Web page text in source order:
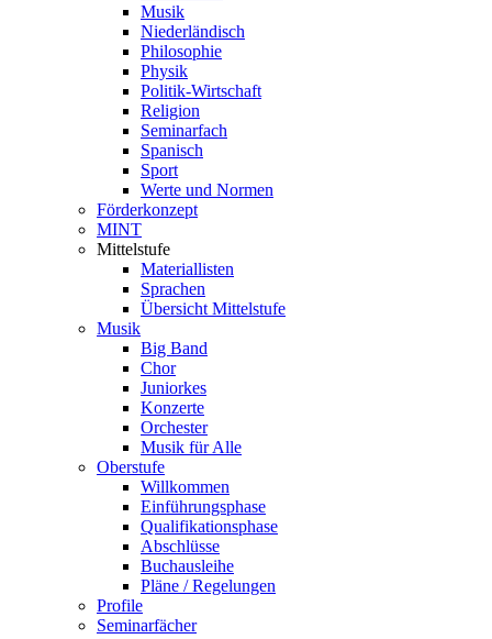
Musik
Niederländisch
Philosophie
Physik
Politik-Wirtschaft
Religion
Seminarfach
Spanisch
Sport
Werte und Normen
Förderkonzept
MINT
Mittelstufe
Materiallisten
Sprachen
Übersicht Mittelstufe
Musik
Big Band
Chor
Juniorkes
Konzerte
Orchester
Musik für Alle
Oberstufe
Willkommen
Einführungsphase
Qualifikationsphase
Abschlüsse
Buchausleihe
Pläne / Regelungen
Profile
Seminarfächer